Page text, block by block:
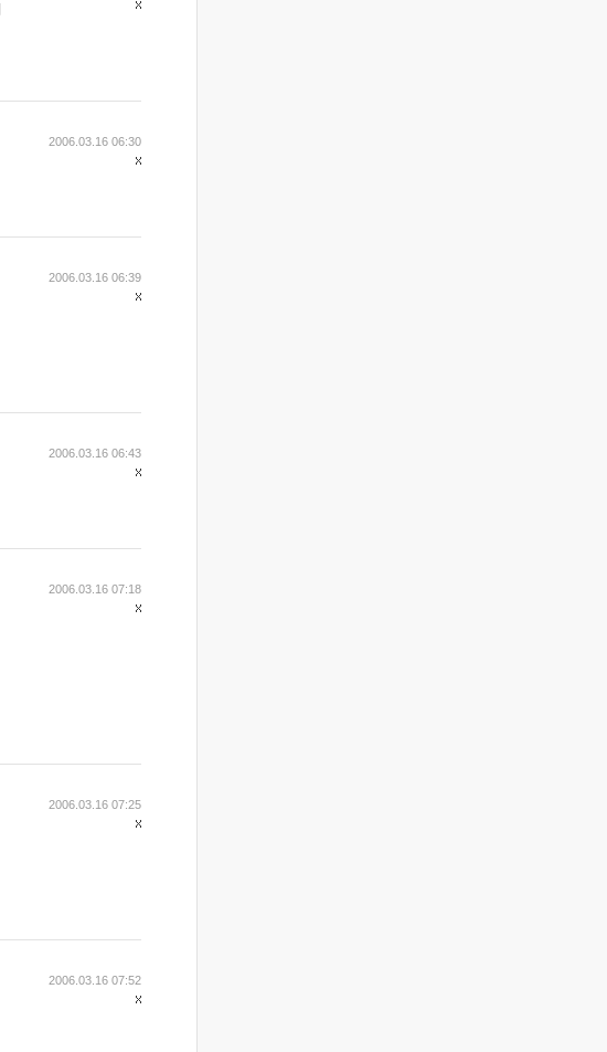
2006.03.16 06:30
2006.03.16 06:39
2006.03.16 06:43
2006.03.16 07:18
2006.03.16 07:25
2006.03.16 07:52